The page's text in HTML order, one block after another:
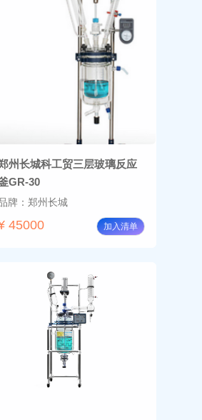
州长城科工贸三层玻璃反应
GR-30
牌：郑州长城
45000 加入清单